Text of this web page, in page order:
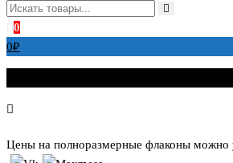
0
0₽
Цены на полноразмерные флаконы можно